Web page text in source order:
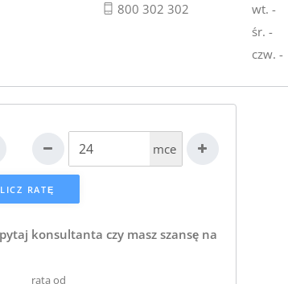
800 302 302
wt. -
śr. -
czw. -
mce
konsultanta czy masz szansę na
rata od